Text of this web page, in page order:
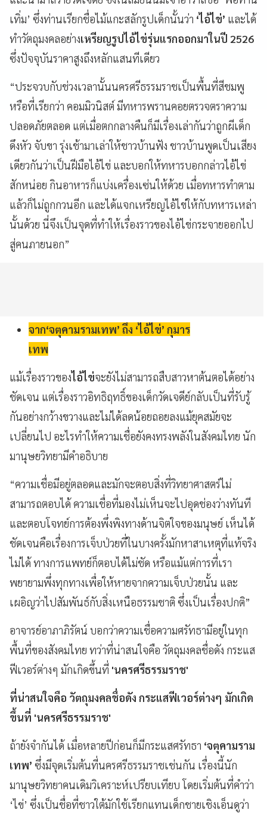
เทิ่ม’ ซึ่งท่านเรียกชื่อไม้แกะสลักรูปเด็กนั้นว่า ‘ไอ้ไข่’ และได้
ทำวัตถุมงคลอย่างเหรียญรูปไอ้ไข่รุ่นแรกออกมาในปี 2526
ซึ่งปัจจุบันราคาสูงถึงหลักแสนทีเดียว
“ประจวบกับช่วงเวลานั้นนครศรีธรรมราชเป็นพื้นที่สีชมพู
หรือที่เรียกว่า คอมมิวนิสต์ มีทหารพรานคอยตรวจตราความ
ปลอดภัยตลอด แต่เมื่อตกกลางคืนก็มีเรื่องเล่ากันว่าถูกผีเด็ก
ดึงหัว จับขา รุ่งเช้ามาเล่าให้ชาวบ้านฟัง ชาวบ้านพูดเป็นเสียง
เดียวกันว่าเป็นฝีมือไอ้ไข่ และบอกให้ทหารบอกกล่าวไอ้ไข่
สักหน่อย กินอาหารก็แบ่งเครื่องเซ่นให้ด้วย เมื่อทหารทำตาม
แล้วก็ไม่ถูกกวนอีก และได้แจกเหรียญไอ้ไข่ให้กับทหารเหล่า
นั้นด้วย นี่จึงเป็นจุดที่ทำให้เรื่องราวของไอ้ไข่กระจายออกไป
สู่คนภายนอก”
จาก‘จตุคามรามเทพ’ ถึง ‘ไอ้ไข่’ กุมาร
เทพ
แม้เรื่องราวของไอ้ไข่จะยังไม่สามารถสืบสาวหาต้นตอได้อย่าง
ชัดเจน แต่เรื่องราวอิทธิฤทธิ์ของเด็กวัดเจดีย์กลับเป็นที่รับรู้
กันอย่างกว้างขวางและไม่ได้ลดน้อยถอยลงแม้ยุคสมัยจะ
เปลี่ยนไป อะไรทำให้ความเชื่อยังคงทรงพลังในสังคมไทย นัก
มานุษยวิทยามีคำอธิบาย
“ความเชื่อมีอยู่ตลอดและมักจะตอบสิ่งที่วิทยาศาสตร์ไม่
สามารถตอบได้ ความเชื่อที่มองไม่เห็นจะไปอุดช่องว่างทันที
และตอบโจทย์การต้องพึ่งพิงทางด้านจิตใจของมนุษย์ เห็นได้
ชัดเจนคือเรื่องการเจ็บป่วยที่ในบางครั้งมักหาสาเหตุที่แท้จริง
ไม่ได้ ทางการแพทย์ก็ตอบได้ไม่ชัด หรือแม้แต่การที่เรา
พยายามพึ่งทุกทางเพื่อให้หายจากความเจ็บป่วยนั้น และ
เผอิญว่าไปสัมพันธ์กับสิ่งเหนือธรรมชาติ ซึ่งเป็นเรื่องปกติ”
อาจารย์อาภาภิรัตน์ บอกว่าความเชื่อความศรัทธามีอยู่ในทุก
พื้นที่ของสังคมไทย ทว่าที่น่าสนใจคือ วัตถุมงคลชื่อดัง กระแส
ฟีเวอร์ต่างๆ มักเกิดขึ้นที่ 'นครศรีธรรมราช'
ที่น่าสนใจคือ วัตถุมงคลชื่อดัง กระแสฟีเวอร์ต่างๆ มักเกิด
ขึ้นที่ 'นครศรีธรรมราช'
ถ้ายังจำกันได้ เมื่อหลายปีก่อนก็มีกระแสศรัทธา ‘จตุคามราม
เทพ’ ซึ่งมีจุดเริ่มต้นที่นครศรีธรรมราชเช่นกัน เรื่องนี้นัก
มานุษยวิทยาคนเดิมวิเคราะห์เปรียบเทียบ โดยเริ่มต้นที่คำว่า
‘ไข่’ ซึ่งเป็นชื่อที่ชาวใต้มักใช้เรียกแทนเด็กชายเชิงเอ็นดูว่า